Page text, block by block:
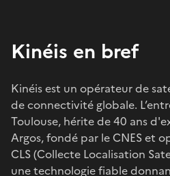
Kinéis en bref
Kinéis est un opérateur de
de connectivité globale.
Toulouse, hérite de 40 ans
Argos, fondé par le CNES et
CLS (Collecte Localisation
une technologie fiable